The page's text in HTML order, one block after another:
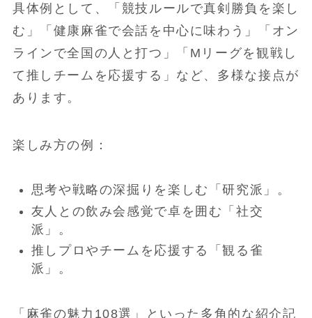
具体例として、「競技ルールで真剣勝負を楽し
む」「健康麻雀で会話を中心に味わう」「オン
ラインで全国の人と打つ」「Mリーグを観戦し
て推しチームを応援する」など、多様な接点が
あります。
楽しみ方の例：
思考や戦略の深掘りを楽しむ「研究派」。
友人との飲み会感覚で卓を囲む「社交
派」。
推しプロやチームを応援する「観る雀
派」。
「麻雀の魅力108選」といった多角的な紹介記